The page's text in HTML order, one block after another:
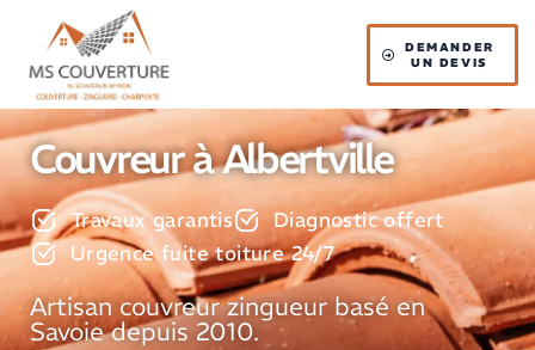
DEMANDER
UN DEVIS
Couvreur à Albertville
Travaux garantis
Diagnostic offert
Urgence fuite toiture 24/7
Artisan couvreur zingueur basé en
Savoie depuis 2010.